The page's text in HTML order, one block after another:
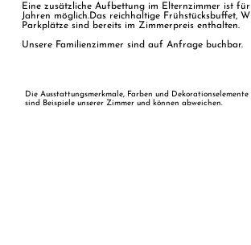
Eine zusätzliche Aufbettung im Elternzimmer ist
Jahren möglich.Das reichhaltige Frühstücksbuffet,
Parkplätze sind bereits im Zimmerpreis enthalten.
Unsere Familienzimmer sind auf Anfrage buchbar.
Die Ausstattungsmerkmale, Farben und
sind Beispiele unserer Zimmer und können abweichen.